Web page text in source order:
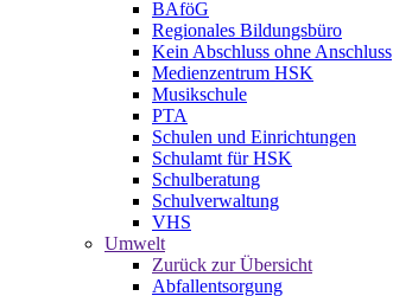
BAföG
Regionales Bildungsbüro
Kein Abschluss ohne Anschluss
Medienzentrum HSK
Musikschule
PTA
Schulen und Einrichtungen
Schulamt für HSK
Schulberatung
Schulverwaltung
VHS
Umwelt
Zurück zur Übersicht
Abfallentsorgung